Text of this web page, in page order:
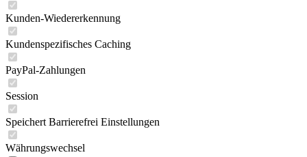
Kunden-Wiedererkennung
Kundenspezifisches Caching
PayPal-Zahlungen
Session
Speichert Barrierefrei Einstellungen
Währungswechsel